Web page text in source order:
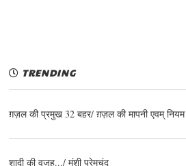
TRENDING
ग़ज़ल की प्रमुख 32 बहर/ ग़ज़ल की मापनी एवम् नियम
शादी की वजह.../ मुंशी प्रेमचंद